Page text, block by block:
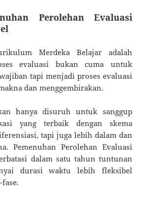
Perolehan Evaluasi
Merdeka Belajar adalah
evaluasi bukan cuma untuk
tapi menjadi proses evaluasi
dan menggembirakan.
hanya disuruh untuk sanggup
yang terbaik dengan skema
tapi juga lebih dalam dan
Pemenuhan Perolehan Evaluasi
dalam satu tahun tuntunan
durasi waktu lebih fleksibel